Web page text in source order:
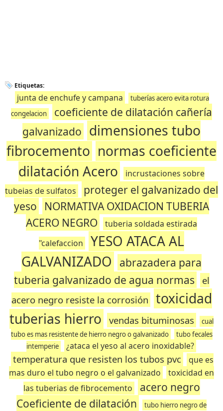
Etiquetas:
junta de enchufe y campana
tuberías acero evita rotura
congelacion
coeficiente de dilatación cañería
galvanizado dimensiones tubo
fibrocemento normas coeficiente
dilatación Acero
incrustaciones sobre
tubeias de sulfatos
proteger el galvanizado del
yeso
NORMATIVA OXIDACION TUBERIA
ACERO NEGRO
tuberia soldada estirada
"calefaccion
YESO ATACA AL
GALVANIZADO
abrazadera para
tuberia galvanizado de agua normas
el
acero negro resiste la corrosión
toxicidad
tuberias hierro
vendas bituminosas
cual
tubo es mas resistente de hierro negro o galvanizado
tubo fecales
intemperie
¿ataca el yeso al acero inoxidable?
temperatura que resisten los tubos pvc
que es
mas duro el tubo negro o el galvanizado
toxicidad en
las tuberias de fibrocemento
acero negro
Coeficiente de dilatación
tubo hierro negro de